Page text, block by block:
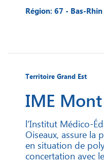
Région: 67 - Bas-Rhin
Territoire Grand Est
IME
l’Institut Médico-
Oiseaux, assure la
en situation de
concertation avec